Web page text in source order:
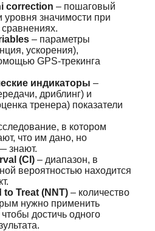
correction – пошаговый
уровня значимости при
– параметры
ускорения),
GPS‑трекинга
индикаторы –
дриблинг) и
тренера) показатели
в котором
что им дано, но
знают.
(CI) – диапазон, в
вероятностью находится
to Treat (NNT) – количество
нужно применить
достичь одного